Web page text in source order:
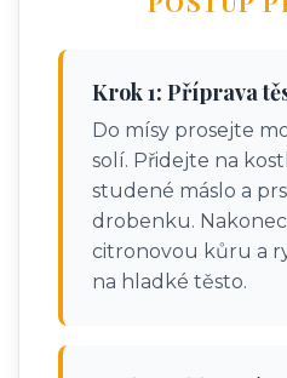
Krok 1: Příprava
Do mísy prosejte
solí. Přidejte na
studené máslo a
drobenku.
citronovou kůru a
na hladké těsto.